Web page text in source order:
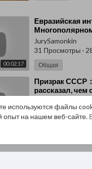
используются файлы
опыт на нашем веб-сайте.
00:02:17
⁣Евразийская
JurySamonkin
31 Просмотры ·
Общая
⁣Призрак СССР
рассказал, чем
58 Просмотры·